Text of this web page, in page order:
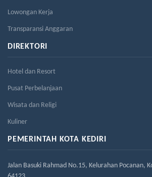
Lowongan Kerja
Transparansi Anggaran
DIREKTORI
Hotel dan Resort
Pusat Perbelanjaan
Wisata dan Religi
Kuliner
PEMERINTAH KOTA KEDIRI
Jalan Basuki Rahmad No.15, Kelurahan Pocanan,